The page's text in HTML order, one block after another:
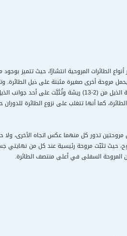
أنواع الطائرات المروحية انتشارًا، حيث
اللازم لرفعها جوًا، بينما تتكوَّن مروحة
كما أنها تتغلب على نزوع الطائرة
مروحتين تدور كل منهما عكس اتجاه الأخرى،
حيث تثبّت مروحة رئيسية عند كل من نهايتي
المروحة السفلى في أعلى منتصف الطائرة.